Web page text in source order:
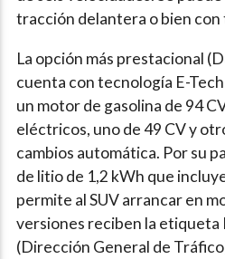
tracción delantera o bien
La opción más prestacional
cuenta con tecnología E-
un motor de gasolina de 94
eléctricos, uno de 49 CV y
cambios automática. Por su
de litio de 1,2 kWh que
permite al SUV arrancar en
versiones reciben la etiqueta
(Dirección General de